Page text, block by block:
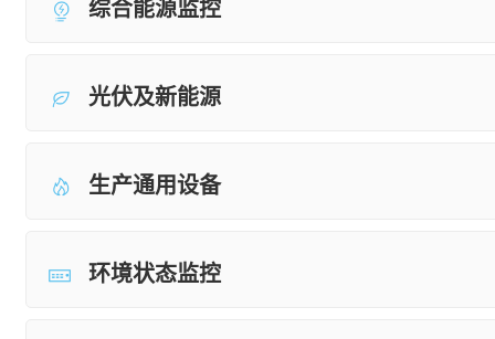
综合能源监控
光伏及新能源
生产通用设备
环境状态监控